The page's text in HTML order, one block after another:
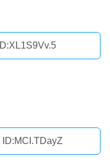
ID:XL1S9Vv.5
ID:MCI.TDayZ